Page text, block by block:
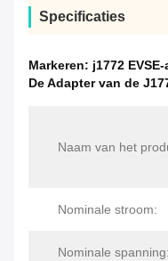
Specificaties
Markeren: j1772
De Adapter van de
Naam van het
Nominale stroom:
Nominale spanning: